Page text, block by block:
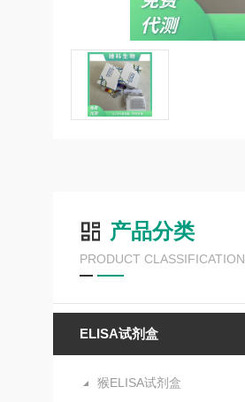
产品分类
PRODUCT CLASSIFICATION
ELISA试剂盒
猴ELISA试剂盒